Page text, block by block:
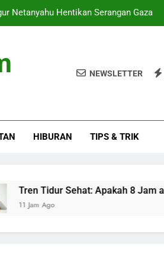
Netanyahu Hentikan Serangan Gaza
dengan Elastic dan Dell ObjectScale
8 Jam atau Deep Sleep yang Utama?
NEWSLETTER
HIBURAN TIPS & TRIK
Sehat: Apakah 8 Jam atau Deep